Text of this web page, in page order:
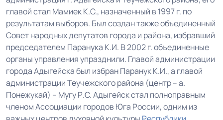
главой стал Мамиек К.С., назначенный в 1997 г. по
результатам выборов. Был создан также объединенный
Совет народных депутатов города и района, избравший
председателем Паранука К.И. В 2002 г. объединенные
органы управления упразднили. Главой администрации
города Адыгейска был избран Паранук К.И., а главой
администрации Теучежского района (центр – а.
Понежукай) – Мугу Р.С. Адыгейск стал полноправным
членом Ассоциации городов Юга России, одним из